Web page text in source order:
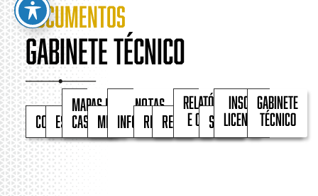
DOCUMENTOS
Gabinete Técnico
Comunicados
Estatutos
Mapas de
CastigosMemorandos
Notas
Informativas
Regimentos
Regulamentos
Relatórios
e contasSeguros
Inscrições e
Licenciamento
Gabinete
Técnico